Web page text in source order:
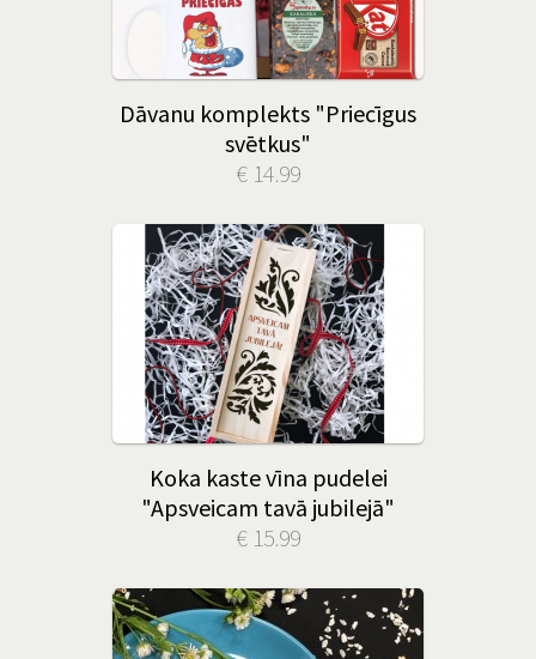
Dāvanu komplekts "Priecīgus
svētkus"
€ 14.99
Koka kaste vīna pudelei
"Apsveicam tavā jubilejā"
€ 15.99